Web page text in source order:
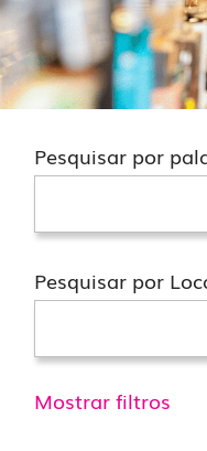
Pesquisar por
Pesquisar por
Mostrar filtros